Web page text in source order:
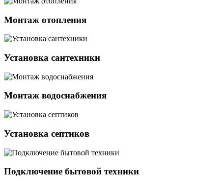
Монтаж отопления
Установка сантехники
Монтаж водоснабжения
Установка септиков
Подключение бытовой техники